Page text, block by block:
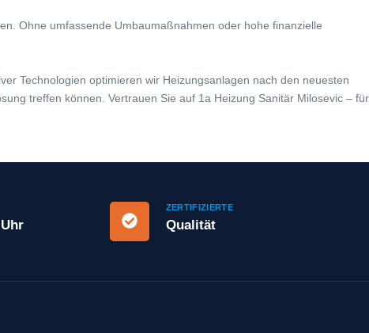
Ohne umfassende Umbaumaßnahmen oder hohe finanzielle
Technologien optimieren wir Heizungsanlagen nach den neuesten
treffen können. Vertrauen Sie auf 1a Heizung Sanitär Milosevic – für
ZERTIFIZIERTE
Qualität